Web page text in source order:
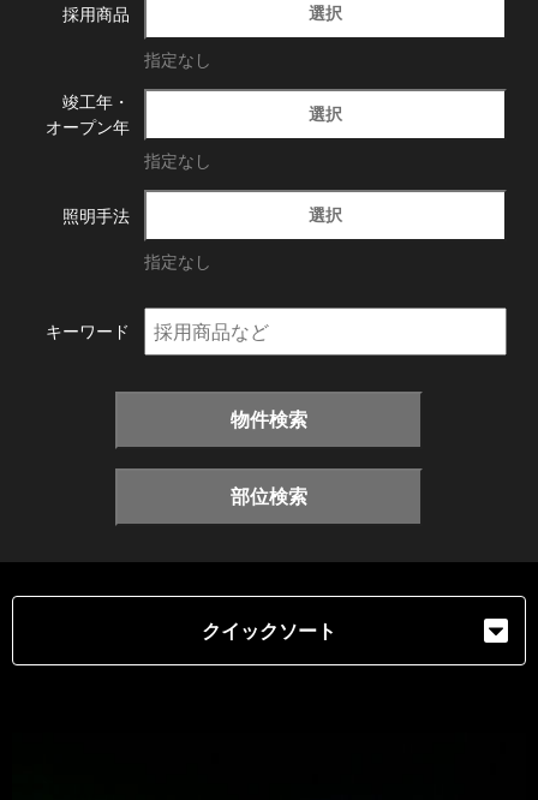
採用商品 選択
指定なし
竣工年・
オープン年
選択
指定なし
照明手法 選択
指定なし
キーワード
物件検索
部位検索
クイックソート